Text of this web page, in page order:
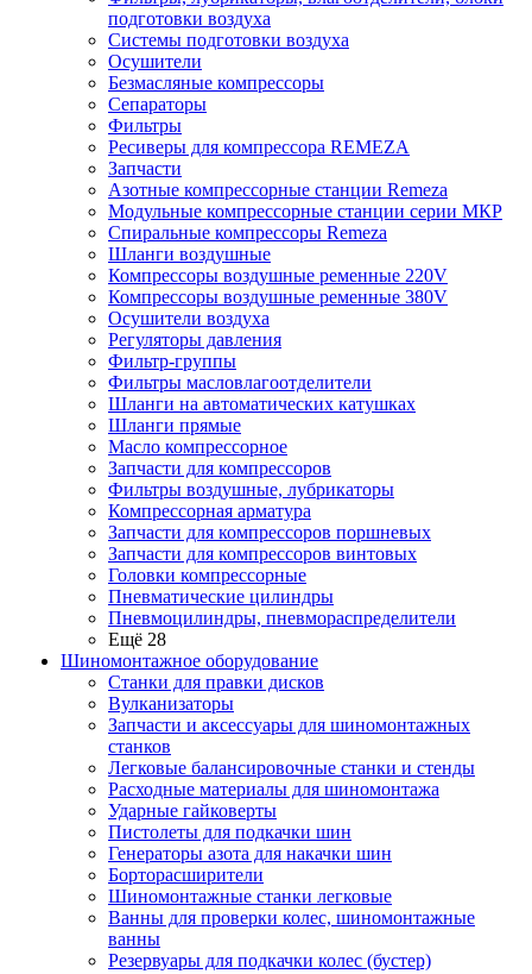
подготовки воздуха
Системы подготовки воздуха
Осушители
Безмасляные компрессоры
Сепараторы
Фильтры
Ресиверы для компрессора REMEZA
Запчасти
Азотные компрессорные станции Remeza
Модульные компрессорные станции серии МКР
Спиральные компрессоры Remeza
Шланги воздушные
Компрессоры воздушные ременные 220V
Компрессоры воздушные ременные 380V
Осушители воздуха
Регуляторы давления
Фильтр-группы
Фильтры масловлагоотделители
Шланги на автоматических катушках
Шланги прямые
Масло компрессорное
Запчасти для компрессоров
Фильтры воздушные, лубрикаторы
Компрессорная арматура
Запчасти для компрессоров поршневых
Запчасти для компрессоров винтовых
Головки компрессорные
Пневматические цилиндры
Пневмоцилиндры, пневмораспределители
Ещё 28
Шиномонтажное оборудование
Станки для правки дисков
Вулканизаторы
Запчасти и аксессуары для шиномонтажных
станков
Легковые балансировочные станки и стенды
Расходные материалы для шиномонтажа
Ударные гайковерты
Пистолеты для подкачки шин
Генераторы азота для накачки шин
Борторасширители
Шиномонтажные станки легковые
Ванны для проверки колес, шиномонтажные
ванны
Резервуары для подкачки колес (бустер)